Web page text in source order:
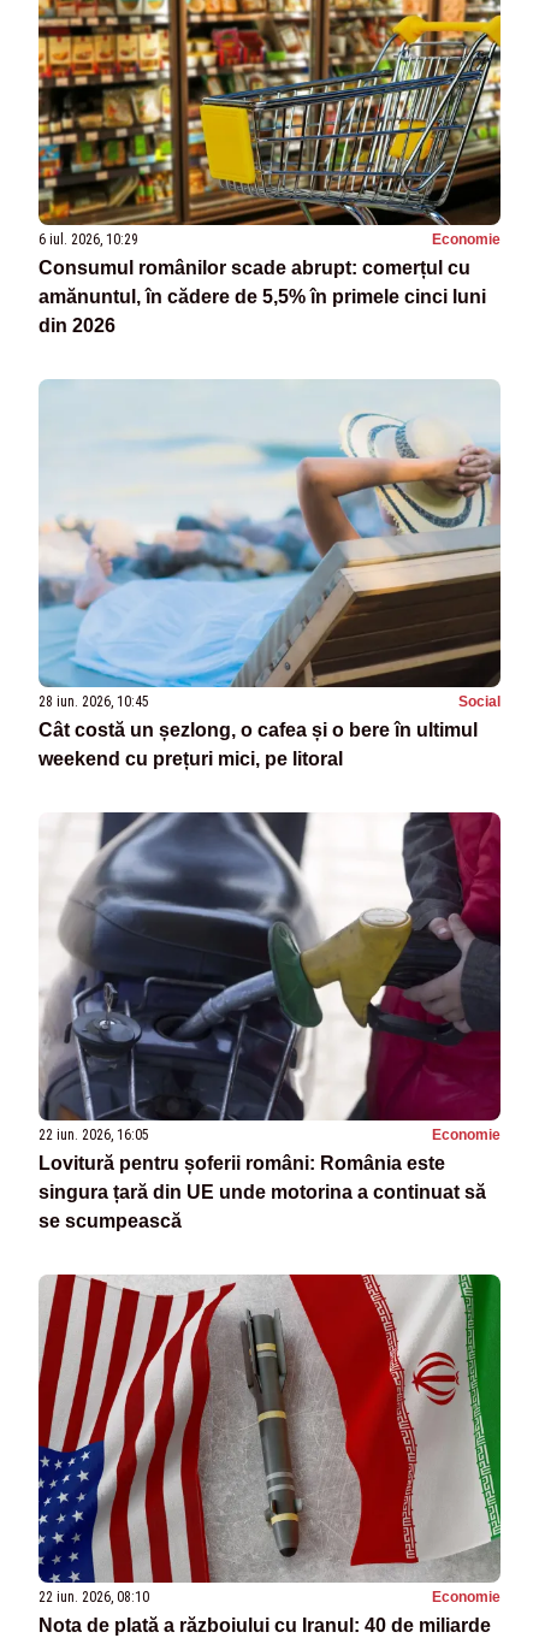
6 iul. 2026, 10:29 Economie
Consumul românilor scade abrupt: comerțul cu
amănuntul, în cădere de 5,5% în primele cinci luni
din 2026
28 iun. 2026, 10:45 Social
Cât costă un șezlong, o cafea și o bere în ultimul
weekend cu prețuri mici, pe litoral
22 iun. 2026, 16:05 Economie
Lovitură pentru șoferii români: România este
singura țară din UE unde motorina a continuat să
se scumpească
22 iun. 2026, 08:10 Economie
Nota de plată a războiului cu Iranul: 40 de miliarde